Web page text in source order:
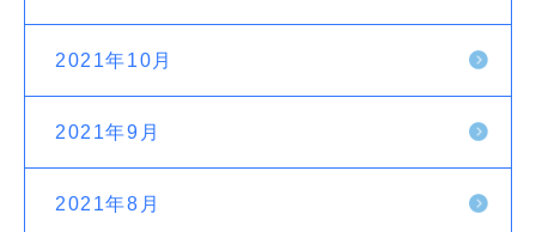
2021年10月
2021年9月
2021年8月